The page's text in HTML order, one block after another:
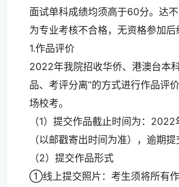
面试单科成绩均须高于60分。达
为专业考核不合格，无资格参加后
1.作品评价
2022年我院招收华侨、港澳台本
品、考评分离”的方式进行作品评
场校考。
（1）提交作品截止时间为：
（以邮戳寄出时间为准），逾期提
（2）提交作品形式
①线上提交照片：考生须将所有